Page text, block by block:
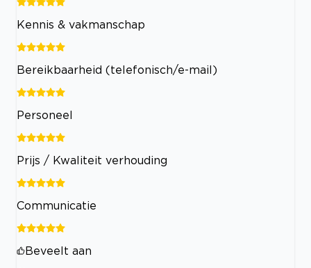
Kennis & vakmanschap
Bereikbaarheid (telefonisch/e-mail)
Personeel
Prijs / Kwaliteit verhouding
Communicatie
Beveelt aan